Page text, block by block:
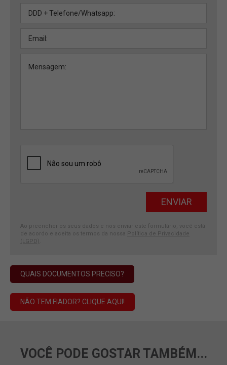
Ao preencher os seus dados e nos enviar este formulário, você está
de acordo e aceita os termos da nossa Política de Privacidade
(LGPD)
QUAIS DOCUMENTOS PRECISO?
NÃO TEM FIADOR? CLIQUE AQUI!
VOCÊ PODE GOSTAR TAMBÉM...